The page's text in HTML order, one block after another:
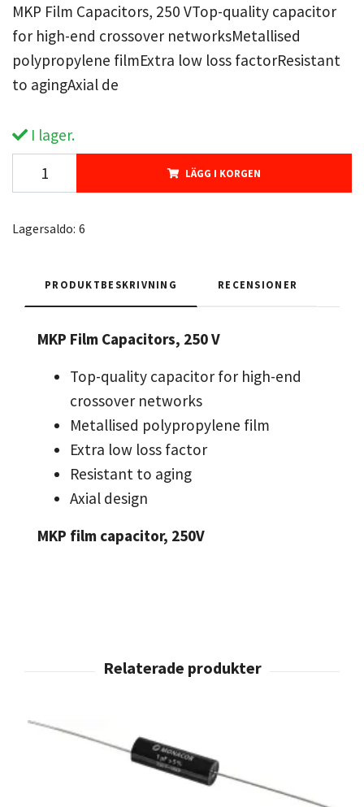
MKP Film Capacitors, 250 VTop-quality capacitor
for high-end crossover networksMetallised
polypropylene filmExtra low loss factorResistant
to agingAxial de
I lager.
LÄGG I KORGEN
Lagersaldo: 6
PRODUKTBESKRIVNING RECENSIONER
MKP Film Capacitors, 250 V
Top-quality capacitor for high-end
crossover networks
Metallised polypropylene film
Extra low loss factor
Resistant to aging
Axial design
MKP film capacitor, 250V